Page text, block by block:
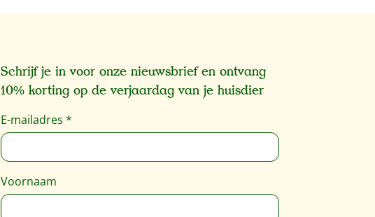
Schrijf je in voor onze nieuwsbrief en ontvang
10% korting op de verjaardag van je huisdier
E-mailadres *
Voornaam